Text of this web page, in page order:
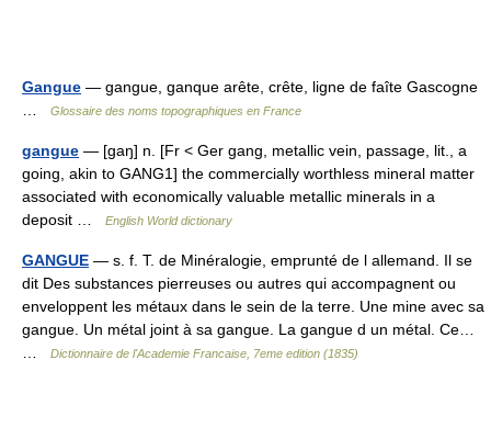
Gangue — gangue, ganque arête, crête, ligne de faîte Gascogne
Glossaire des noms topographiques en France
gangue — [gaŋ] n. [Fr < Ger gang, metallic vein, passage, lit., a
going, akin to GANG1] the commercially worthless mineral matter
associated with economically valuable metallic minerals in a
deposit …
English World dictionary
GANGUE — s. f. T. de Minéralogie, emprunté de l allemand. Il se
dit Des substances pierreuses ou autres qui accompagnent ou
enveloppent les métaux dans le sein de la terre. Une mine avec sa
gangue. Un métal joint à sa gangue. La gangue d un métal. Ce…
Dictionnaire de l'Academie Francaise, 7eme edition (1835)